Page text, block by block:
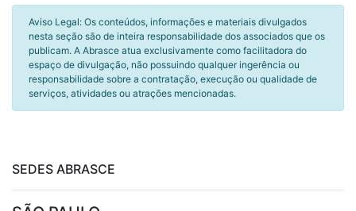
Aviso Legal: Os conteúdos, informações e materiais divulgados
nesta seção são de inteira responsabilidade dos associados que os
publicam. A Abrasce atua exclusivamente como facilitadora do
espaço de divulgação, não possuindo qualquer ingerência ou
responsabilidade sobre a contratação, execução ou qualidade de
serviços, atividades ou atrações mencionadas.
SEDES ABRASCE